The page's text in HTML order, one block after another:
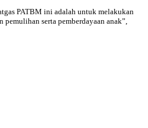
PATBM ini adalah untuk melakukan
pemulihan serta pemberdayaan anak”,